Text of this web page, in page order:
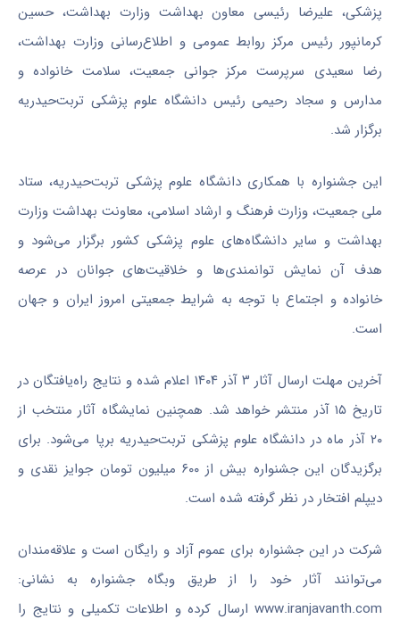
پزشکی، علیرضا رئیسی معاون بهداشت وزارت بهداشت، حسین
کرمانپور رئیس مرکز روابط عمومی و اطلاع‌رسانی وزارت بهداشت،
رضا سعیدی سرپرست مرکز جوانی جمعیت، سلامت خانواده و
مدارس و سجاد رحیمی رئیس دانشگاه علوم پزشکی تربت‌حیدریه
برگزار شد.
این جشنواره با همکاری دانشگاه علوم پزشکی تربت‌حیدریه، ستاد
ملی جمعیت، وزارت فرهنگ و ارشاد اسلامی، معاونت بهداشت وزارت
بهداشت و سایر دانشگاه‌های علوم پزشکی کشور برگزار می‌شود و
هدف آن نمایش توانمندی‌ها و خلاقیت‌های جوانان در عرصه
خانواده و اجتماع با توجه به شرایط جمعیتی امروز ایران و جهان
است.
آخرین مهلت ارسال آثار ۳ آذر ۱۴۰۴ اعلام شده و نتایج راه‌یافتگان در
تاریخ ۱۵ آذر منتشر خواهد شد. همچنین نمایشگاه آثار منتخب از
۲۰ آذر ماه در دانشگاه علوم پزشکی تربت‌حیدریه برپا می‌شود. برای
برگزیدگان این جشنواره بیش از ۶۰۰ میلیون تومان جوایز نقدی و
دیپلم افتخار در نظر گرفته شده است.
شرکت در این جشنواره برای عموم آزاد و رایگان است و علاقه‌مندان
می‌توانند آثار خود را از طریق وبگاه جشنواره به نشانی:
www.iranjavanth.com ارسال کرده و اطلاعات تکمیلی و نتایج را